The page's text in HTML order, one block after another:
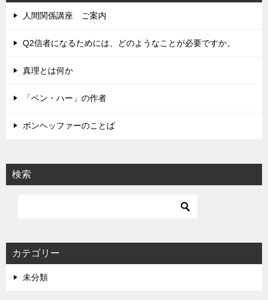
ー
シ
人間関係講座 ご案内
Q2信者になるためには、どのようなことが必要ですか。
真理とは何か
「ベン・ハー」の作者
ボンヘッファーのことば
検索
カテゴリー
未分類